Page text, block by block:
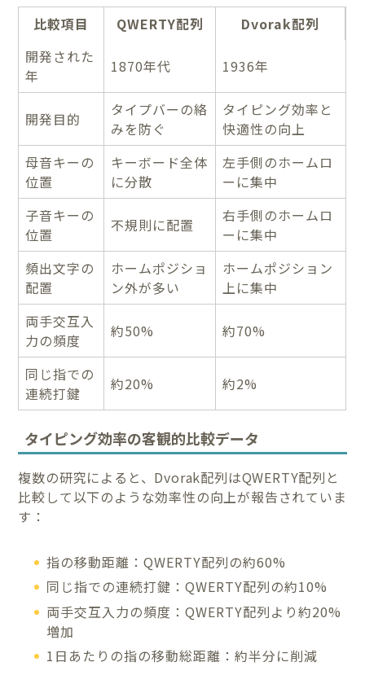
比較項目 QWERTY配列
Dvorak配列
開発された
年
1870年代 1936年
開発目的
タイプバーの絡
みを防ぐ
タイピング効率と
快適性の向上
母音キーの
位置
キーボード全体
に分散
左手側のホームロ
ーに集中
子音キーの
位置
不規則に配置
右手側のホームロ
ーに集中
頻出文字の
配置
ホームポジショ
ン外が多い
ホームポジション
上に集中
両手交互入
力の頻度
約50% 約70%
同じ指での
連続打鍵
約20% 約2%
タイピング効率の客観的比較データ
複数の研究によると、Dvorak配列はQWERTY配列と
比較して以下のような効率性の向上が報告されていま
す：
指の移動距離：QWERTY配列の約60%
同じ指での連続打鍵：QWERTY配列の約10%
両手交互入力の頻度：QWERTY配列より約20%
増加
1日あたりの指の移動総距離：約半分に削減